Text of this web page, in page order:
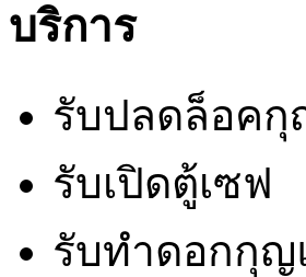
บริการ
รับปลดล็อค
รับเปิดตู้เซฟ
รับทำดอกกุ